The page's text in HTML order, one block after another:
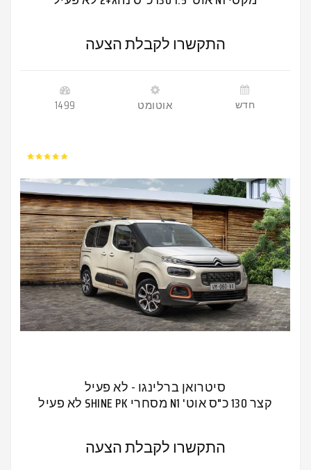
התקשרו לקבלת הצעה
1499 אוטומט חדש
סיטרואן ברלינגו - לא פעיל
קצר 130 כ"ס אוט' N1 מסחרי SHINE PK לא פעיל
התקשרו לקבלת הצעה